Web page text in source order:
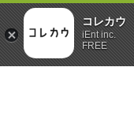
コレカウ
iEnt inc.
FREE